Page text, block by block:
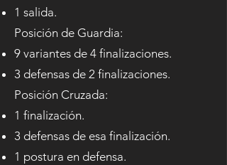
1 salida.
Posición de Guardia:​
9 variantes de 4 finalizaciones.
3 defensas de 2 finalizaciones.
Posición Cruzada:​
1 finalización.
3 defensas de esa finalización.
1 postura en defensa.